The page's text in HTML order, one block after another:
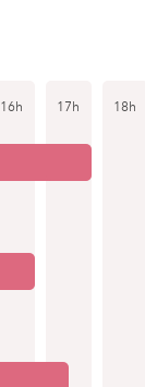
16h 17h 18h